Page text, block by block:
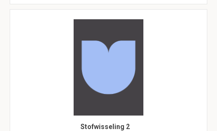
Stofwisseling 2